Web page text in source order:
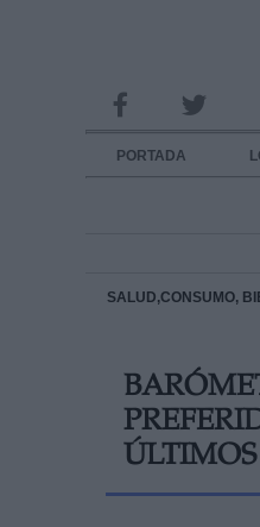
PORTADA
SALUD,CONSUMO,
INFORMACION SOBRE LA
Responsable:
Destinatarios:
link
Información adicional